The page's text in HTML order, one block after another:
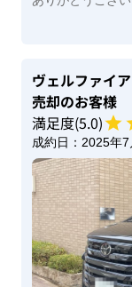
ヴェルファイア
売却のお客様
満足度(5.0)
成約日： 2025年7